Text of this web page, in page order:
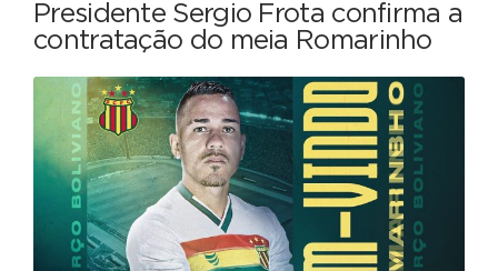
Presidente Sergio Frota confirma a
contratação do meia Romarinho